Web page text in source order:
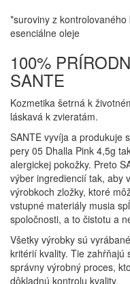
*suroviny z
esenciálne oleje
100%
SANTE
Kozmetika šetrná k
láskavá k zvieratám.
SANTE vyvíja a produkuje
pery 05 Dhalla Pink 4,5g
alergickej pokožky. Preto
výber ingrediencií tak, aby
výrobkoch zložky, ktoré
vstupné materiály musia
spoločnosti, a to čistotu a
Všetky výrobky sú
kritérií kvality. Tie zahŕňajú
správny výrobný proces,
dôkladnú kontrolu kvality.